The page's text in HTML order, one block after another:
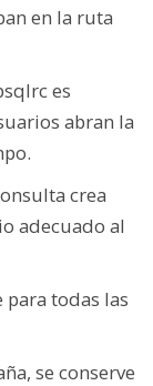
en la ruta
es
abran la
crea
adecuado al
todas las
se conserve